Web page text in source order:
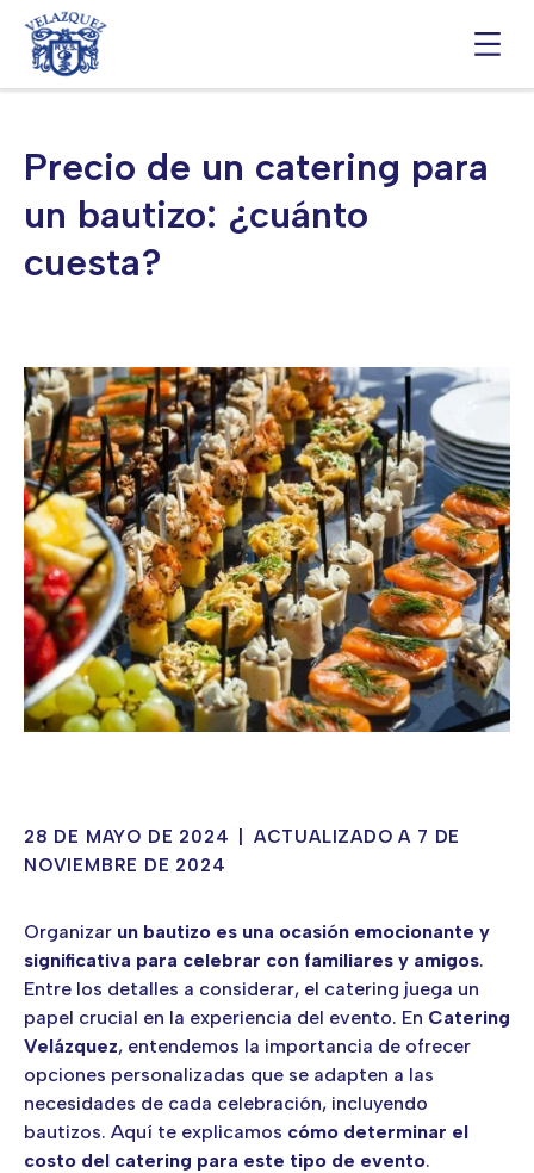
Saltar
contenido
Precio de un catering para
un bautizo: ¿cuánto
cuesta?
28 DE MAYO DE 2024
ACTUALIZADO A 7 DE
NOVIEMBRE DE 2024
Organizar un bautizo es una ocasión emocionante y
significativa para celebrar con familiares y amigos.
Entre los detalles a considerar, el catering juega un
papel crucial en la experiencia del evento. En Catering
Velázquez, entendemos la importancia de ofrecer
opciones personalizadas que se adapten a las
necesidades de cada celebración, incluyendo
bautizos. Aquí te explicamos cómo determinar el
costo del catering para este tipo de evento.